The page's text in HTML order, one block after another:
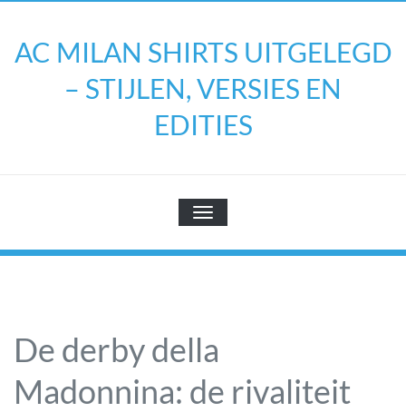
inhoud
AC MILAN SHIRTS UITGELEGD
– STIJLEN, VERSIES EN
EDITIES
TOGGLE NAVIGATIE
De derby della
Madonnina: de rivaliteit